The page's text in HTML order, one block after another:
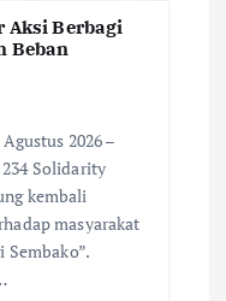
Aksi Berbagi
Beban
2026 –
Solidarity
kembali
masyarakat
Sembako”.